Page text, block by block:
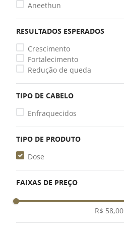
Aneethun
RESULTADOS ESPERADOS
Crescimento
Fortalecimento
Redução de queda
TIPO DE CABELO
Enfraquecidos
TIPO DE PRODUTO
Dose
FAIXAS DE PREÇO
R$ 58,00